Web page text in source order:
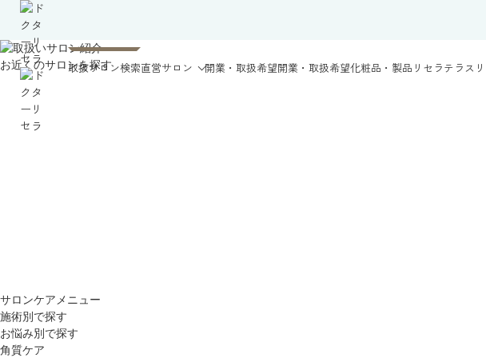
取扱サロン検索直営サロン 開業・取扱希望開業・取扱希望化粧品・製品 リセラテラス
お近くのサロンを探す
サロンケアメニュー
施術別で探す
お悩み別で探す
角質ケア